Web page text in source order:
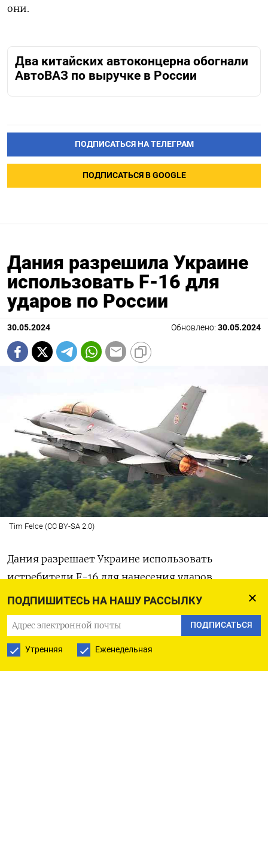
ПОДПИШИТЕСЬ НА НАШУ РАССЫЛКУ
ПОДПИСАТЬСЯ
Утренняя Еженедельная
они.
Два китайских автоконцерна обогнали
АвтоВАЗ по выручке в России
ПОДПИСАТЬСЯ НА ТЕЛЕГРАМ
ПОДПИСАТЬСЯ В GOOGLE
Дания разрешила Украине
использовать F-16 для
ударов по России
30.05.2024 Обновлено: 30.05.2024
Tim Felce (CC BY-SA 2.0)
Дания разрешает Украине использовать
истребители F-16 для нанесения ударов
по военным объектам в России, заявил глава
датского МИД Ларс Лекке Расмуссен.«Это
не новая позиция. <…> Мы обсуждали это
с комитетом по иностранным делам и датским